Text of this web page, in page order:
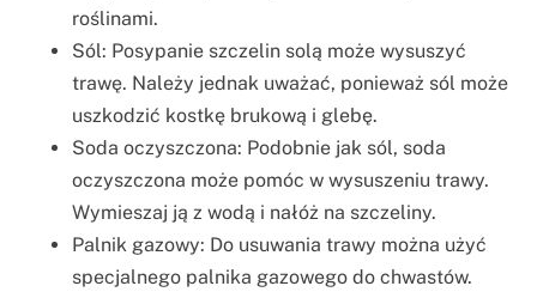
roślinami.
Sól: Posypanie szczelin solą może wysuszyć
trawę. Należy jednak uważać, ponieważ sól może
uszkodzić kostkę brukową i glebę.
Soda oczyszczona: Podobnie jak sól, soda
oczyszczona może pomóc w wysuszeniu trawy.
Wymieszaj ją z wodą i nałóż na szczeliny.
Palnik gazowy: Do usuwania trawy można użyć
specjalnego palnika gazowego do chwastów.